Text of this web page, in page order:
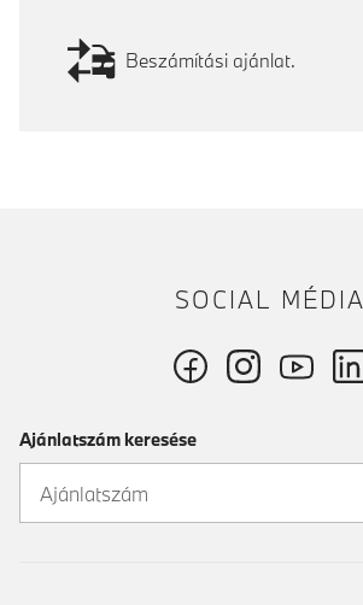
Beszámítási ajánlat.
SOCIAL MÉDIA
Ajánlatszám keresése